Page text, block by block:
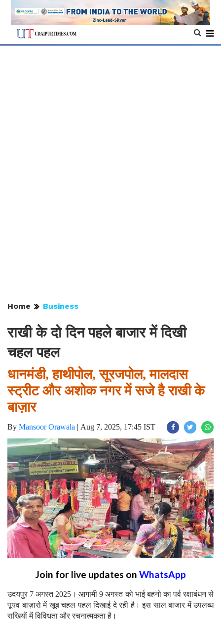
Home Business
राखी के दो दिन पहले बाजार में दिखी
चहल पहल
धानमंडी, हाथीपोल, सूरजपोल, मालदास
स्ट्रीट और अशोक नगर में सजे है राखी के
बाज़ार
By Mansoor Orawala | Aug 7, 2025, 17:45 IST
Join for live updates on WhatsApp
उदयपुर 7 अगस्त 2025। आगामी 9 अगस्त को भाई बहनो का पर्व रक्षाबंधन से
पूयव बाज़ारो में खूब चहल पहल दिखाई दे रही है। इस साल बाजार में उपलब्ध
राखियों में विविधता और रचनात्मकता है।